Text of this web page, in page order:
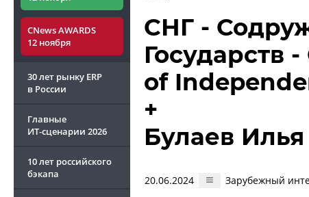
CNews AWARDS
12 ноября
30 лет рынку ERP
в России
Главные
ИТ-сценарии 2026
10 лет российского
бэкапа
СНГ -
Государств
of
+
Булаев Илья
20.06.2024 Зарубежный